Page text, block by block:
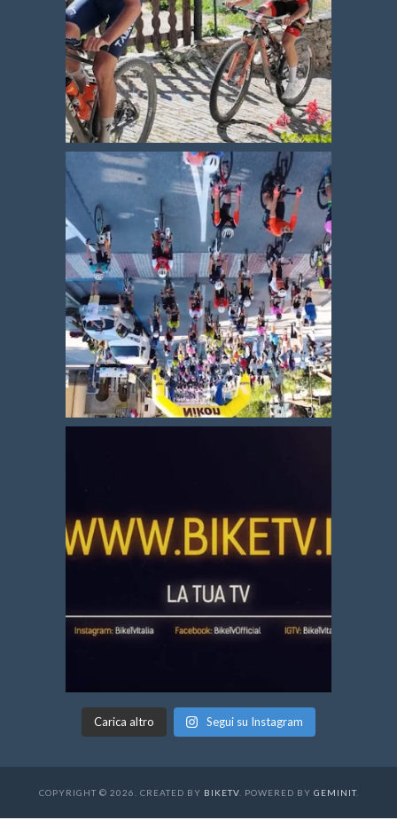
Carica altro Segui su Instagram
COPYRIGHT © 2026. CREATED BY BIKETV. POWERED BY GEMINIT.